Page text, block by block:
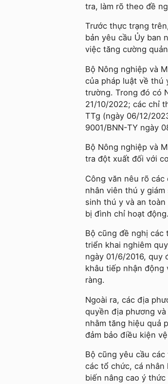
tra, làm rõ theo đề
Trước thực trạng
bản yêu cầu Ủy ban
việc tăng cường
Bộ Nông nghiệp và
của pháp luật về thú
trường. Trong đó có
21/10/2022; các chỉ
TTg (ngày 06/12/
9001/BNN-TY ngày
Bộ Nông nghiệp và
tra đột xuất đối với
Công văn nêu rõ
nhân viên thú y
sinh thú y và an
bị đình chỉ hoạt động.
Bộ cũng đề nghị các
triển khai nghiêm
ngày 01/6/2016, quy
khâu tiếp nhận động
ràng.
Ngoài ra, các địa
quyền địa phương
nhằm tăng hiệu quả
đảm bảo điều kiện
Bộ cũng yêu cầu
các tổ chức, cá
biến nâng cao ý